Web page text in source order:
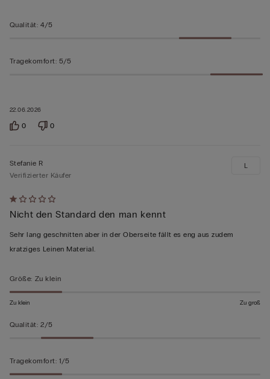
bewertet
22.06.2026
Qualität: 4/5
Tragekomfort: 5/5
0 0
Mit
1
von
5
Stefanie R
Verifizierter Käufer
Nicht den Standard den man kennt
Sehr lang geschnitten aber in der Oberseite fällt es eng aus zudem
kratziges Leinen Material.
L
Größe: Zu klein
Zu klein Zu groß
Qualität: 2/5
Tragekomfort: 1/5